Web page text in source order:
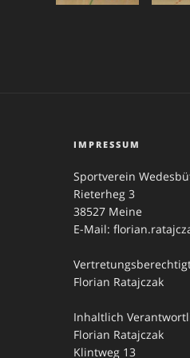
IMPRESSUM
Sportverein
Rieterheg 3
38527 Meine
E-Mail:
Florian Ratajczak
Inhaltlich
Florian Ratajczak
Klintweg 13